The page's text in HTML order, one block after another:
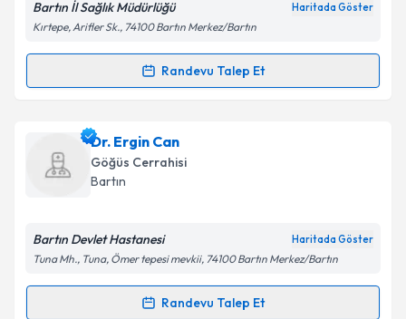
Kişisel verilerimin işlenmesine ilişkin
Metni'ni okudum ve kişisel verilerimin belirtilen
Takvim Talebini Gönder
Bartın İl Sağlık Müdürlüğü Haritada Göster
Kırtepe, Arifler Sk., 74100 Bartın Merkez/Bartın
Randevu Talep Et
Randevu Takvimi Talebi
Dr. Berna Gülsüm Özçendek
talebi oluşturun. Size bu uzmandan randevu almanız
için bir takvim hazırlandığında e-posta ile
Dr. Ergin Can
Göğüs Cerrahisi
Bartın
Bartın Devlet Hastanesi Haritada Göster
Tuna Mh., Tuna, Ömer tepesi mevkii, 74100 Bartın Merkez/Bartın
Randevu Talep Et
Randevu Takvimi Talebi